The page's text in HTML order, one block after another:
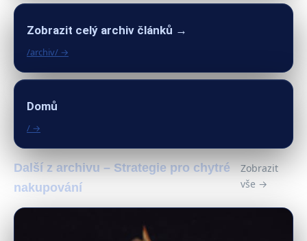
Zobrazit celý archiv článků →
/archiv/ →
Domů
/ →
Další z archivu – Strategie pro chytré
nakupování
Zobrazit
vše →